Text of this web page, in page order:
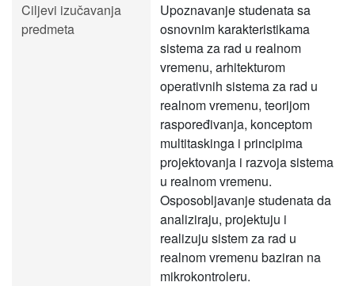
Ciljevi izučavanja
predmeta
Upoznavanje studenata sa
osnovnim karakteristikama
sistema za rad u realnom
vremenu, arhitekturom
operativnih sistema za rad u
realnom vremenu, teorijom
raspoređivanja, konceptom
multitaskinga i principima
projektovanja i razvoja sistema
u realnom vremenu.
Osposobljavanje studenata da
analiziraju, projektuju i
realizuju sistem za rad u
realnom vremenu baziran na
mikrokontroleru.